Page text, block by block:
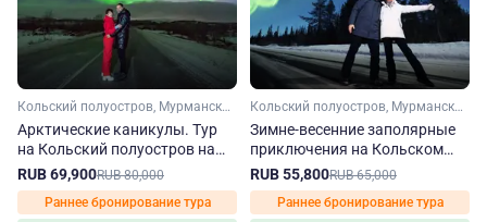
Кольский полуостров, Мурманская область, Арктика
Арктические каникулы. Тур
на Кольский полуостров на
зиму-весну
RUB 69,900RUB 80,000
Раннее бронирование тура
Кольский полуостров, Мурманская область, Арктика
Зимне-весенние заполярные
приключения на Кольском
полуострове
RUB 55,800RUB 65,000
Раннее бронирование тура